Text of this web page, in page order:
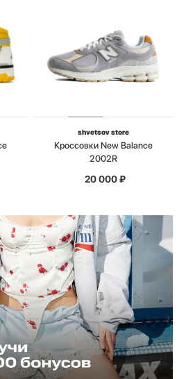
shvetsov store
Кроссовки New Balance
2002R
20 000₽